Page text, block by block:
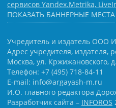
сервисов Yandex.Metrika,
ПОКАЗАТЬ БАННЕРНЫЕ МЕСТА
Учредитель и издатель ООО
Адрес учредителя, издателя,
Москва, ул. Кржижановского,
Телефон: +7 (495) 718-84-11
E-mail: info@argayash-m.ru
И.О. главного редактора
Разработчик сайта – INFOROS